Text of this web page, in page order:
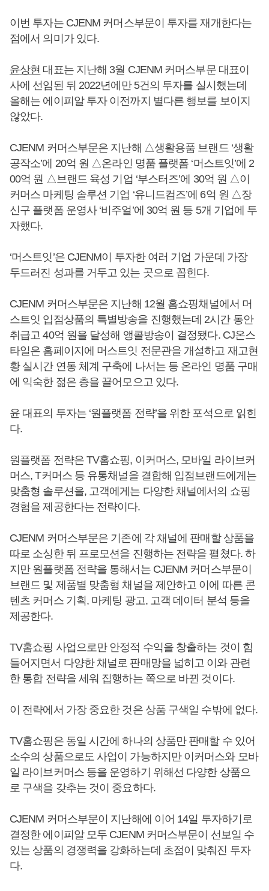
이번 투자는 CJENM 커머스부문이 투자를 재개한다는
점에서 의미가 있다.
윤상현 대표는 지난해 3월 CJENM 커머스부문 대표이
사에 선임된 뒤 2022년에만 5건의 투자를 실시했는데
올해는 에이피알 투자 이전까지 별다른 행보를 보이지
않았다.
CJENM 커머스부문은 지난해 △생활용품 브랜드 ‘생활
공작소’에 20억 원 △온라인 명품 플랫폼 ‘머스트잇’에 2
00억 원 △브랜드 육성 기업 ‘부스터즈’에 30억 원 △이
커머스 마케팅 솔루션 기업 ‘유니드컴즈’에 6억 원 △장
신구 플랫폼 운영사 ‘비주얼’에 30억 원 등 5개 기업에 투
자했다.
‘머스트잇’은 CJENM이 투자한 여러 기업 가운데 가장
두드러진 성과를 거두고 있는 곳으로 꼽힌다.
CJENM 커머스부문은 지난해 12월 홈쇼핑채널에서 머
스트잇 입점상품의 특별방송을 진행했는데 2시간 동안
취급고 40억 원을 달성해 앵콜방송이 결정됐다. CJ온스
타일은 홈페이지에 머스트잇 전문관을 개설하고 재고현
황 실시간 연동 체계 구축에 나서는 등 온라인 명품 구매
에 익숙한 젊은 층을 끌어모으고 있다.
윤 대표의 투자는 ‘원플랫폼 전략’을 위한 포석으로 읽힌
다.
원플랫폼 전략은 TV홈쇼핑, 이커머스, 모바일 라이브커
머스, T커머스 등 유통채널을 결합해 입점브랜드에게는
맞춤형 솔루션을, 고객에게는 다양한 채널에서의 쇼핑
경험을 제공한다는 전략이다.
CJENM 커머스부문은 기존에 각 채널에 판매할 상품을
따로 소싱한 뒤 프로모션을 진행하는 전략을 펼쳤다. 하
지만 원플랫폼 전략을 통해서는 CJENM 커머스부문이
브랜드 및 제품별 맞춤형 채널을 제안하고 이에 따른 콘
텐츠 커머스 기획, 마케팅 광고, 고객 데이터 분석 등을
제공한다.
TV홈쇼핑 사업으로만 안정적 수익을 창출하는 것이 힘
들어지면서 다양한 채널로 판매망을 넓히고 이와 관련
한 통합 전략을 세워 집행하는 쪽으로 바뀐 것이다.
이 전략에서 가장 중요한 것은 상품 구색일 수밖에 없다.
TV홈쇼핑은 동일 시간에 하나의 상품만 판매할 수 있어
소수의 상품으로도 사업이 가능하지만 이커머스와 모바
일 라이브커머스 등을 운영하기 위해선 다양한 상품으
로 구색을 갖추는 것이 중요하다.
CJENM 커머스부문이 지난해에 이어 14일 투자하기로
결정한 에이피알 모두 CJENM 커머스부문이 선보일 수
있는 상품의 경쟁력을 강화하는데 초점이 맞춰진 투자
다.